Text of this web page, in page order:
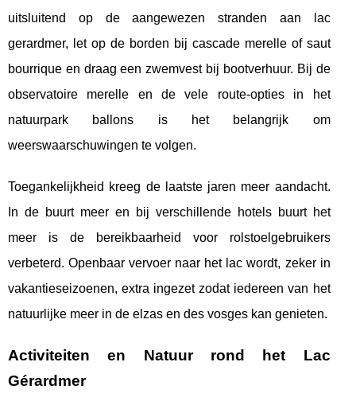
uitsluitend op de aangewezen stranden aan lac
gerardmer, let op de borden bij cascade merelle of saut
bourrique en draag een zwemvest bij bootverhuur. Bij de
observatoire merelle en de vele route-opties in het
natuurpark ballons is het belangrijk om
weerswaarschuwingen te volgen.
Toegankelijkheid kreeg de laatste jaren meer aandacht.
In de buurt meer en bij verschillende hotels buurt het
meer is de bereikbaarheid voor rolstoelgebruikers
verbeterd. Openbaar vervoer naar het lac wordt, zeker in
vakantieseizoenen, extra ingezet zodat iedereen van het
natuurlijke meer in de elzas en des vosges kan genieten.
Activiteiten en Natuur rond het Lac
Gérardmer